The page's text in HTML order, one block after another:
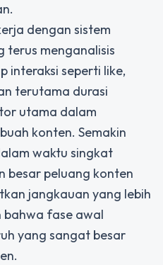
dengan sistem
terus menganalisis
interaksi seperti like,
terutama durasi
utama dalam
konten. Semakin
waktu singkat
besar peluang konten
jangkauan yang lebih
bahwa fase awal
yang sangat besar